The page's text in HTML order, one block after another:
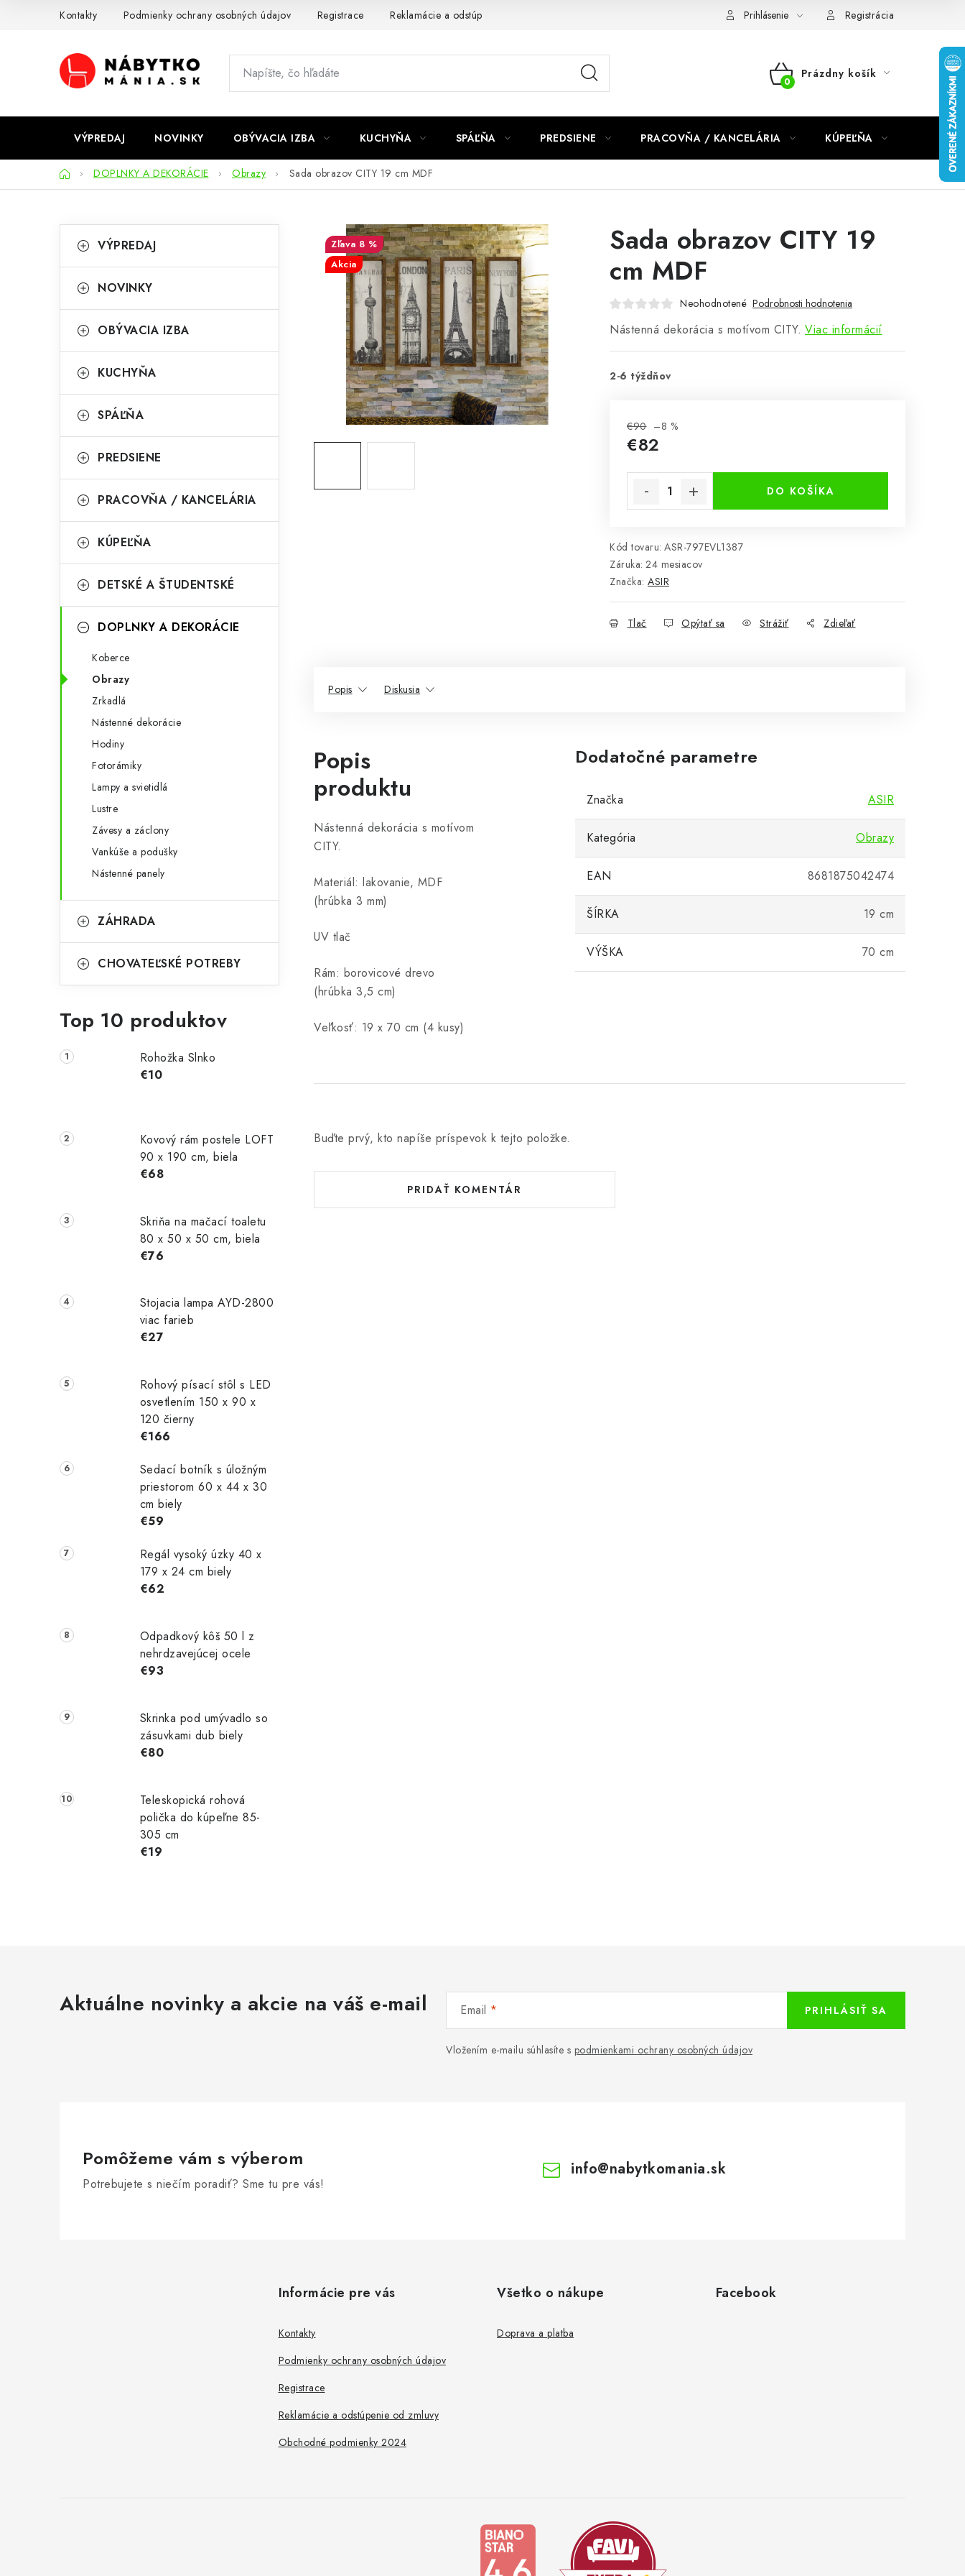
Kontakty Podmienky ochrany osobných údajov Registrace Reklamácie a odstúpenie od zmluvy Prihlásenie Registrácia
NÁKUPNÝ
Prázdny košík
VÝPREDAJ NOVINKY OBÝVACIA IZBA KUCHYŇA SPÁĽŇA PREDSIENE PRACOVŇA / KANCELÁRIA KÚPEĽŇA
DomovDOPLNKY A DEKORÁCIE Obrazy Sada obrazov CITY 19 cm MDF
o
n
ý
a
n
l
kategórie
a
e
ó
i
VÝPREDAJ
NOVINKY
OBÝVACIA IZBA
KUCHYŇA
SPÁĽŇA
PREDSIENE
PRACOVŇA / KANCELÁRIA
KÚPEĽŇA
DETSKÉ A ŠTUDENTSKÉ
DOPLNKY A DEKORÁCIE
Koberce
Obrazy
Zrkadlá
Nástenné dekorácie
Hodiny
Fotorámiky
Lampy a svietidlá
Lustre
Závesy a záclony
Vankúše a podušky
Nástenné panely
ZÁHRADA
CHOVATEĽSKÉ POTREBY
Top 10 produktov
Rohožka Slnko
€10
Kovový rám postele LOFT
90 x 190 cm, biela
€68
Skriňa na mačací toaletu
80 x 50 x 50 cm, biela
€76
Stojacia lampa AYD-2800
viac farieb
€27
Rohový písací stôl s LED
osvetlením 150 x 90 x
120 čierny
€166
Sedací botník s úložným
priestorom 60 x 44 x 30
cm biely
€59
Regál vysoký úzky 40 x
179 x 24 cm biely
€62
Odpadkový kôš 50 l z
nehrdzavejúcej ocele
€93
Skrinka pod umývadlo so
zásuvkami dub biely
€80
Teleskopická rohová
polička do kúpeľne 85-
305 cm
€19
Sada obrazov CITY 19
cm MDF
Neohodnotené Podrobnosti hodnotenia
Nástenná dekorácia s motívom CITY. Viac informácií
2-6 týždňov
€90 –8 %
€82
DO KOŠÍKA
Kód tovaru: ASR-797EVL1387
Záruka: 24 mesiacov
Značka: ASIR
Tlač Opýtať sa Strážiť Zdieľať
8 %
Akcia
Popis Diskusia
Popis
produktu
Nástenná dekorácia s motívom
CITY.
Materiál: lakovanie, MDF
(hrúbka 3 mm)
UV tlač
Rám: borovicové drevo
(hrúbka 3,5 cm)
Veľkosť: 19 x 70 cm (4 kusy)
Dodatočné parametre
Značka ASIR
Kategória Obrazy
EAN 8681875042474
ŠÍRKA 19 cm
VÝŠKA 70 cm
Buďte prvý, kto napíše príspevok k tejto položke.
PRIDAŤ KOMENTÁR
Aktuálne novinky a akcie na váš e-mail Email
Vložením e-mailu súhlasíte s podmienkami ochrany osobných údajov
PRIHLÁSIŤ SA
Pomôžeme vám s výberom
Potrebujete s niečím poradiť? Sme tu pre vás!
info@nabytkomania.sk
Informácie pre vás
Kontakty
Podmienky ochrany osobných údajov
Registrace
Reklamácie a odstúpenie od zmluvy
Obchodné podmienky 2024
Všetko o nákupe
Doprava a platba
Facebook